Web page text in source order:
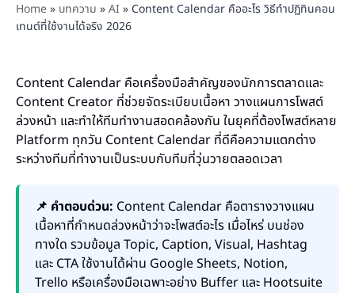
Home» บทความ »AI » Content Calendar คืออะไร วิธีทำปฏิทินคอน
เทนต์ที่ใช้งานได้จริง 2026
Content Calendar คือเครื่องมือสำคัญของนักการตลาดและ
Content Creator ที่ช่วยจัดระเบียบเนื้อหา วางแผนการโพสต์
ล่วงหน้า และทำให้ทีมทำงานสอดคล้องกัน ในยุคที่ต้องโพสต์หลาย
Platform ทุกวัน Content Calendar ที่ดีคือความแตกต่าง
ระหว่างทีมที่ทำงานเป็นระบบกับทีมที่วุ่นวายตลอดเวลา
📌 คำตอบด่วน: Content Calendar คือตารางวางแผน
เนื้อหาที่กำหนดล่วงหน้าว่าจะโพสต์อะไร เมื่อไหร่ บนช่อง
ทางใด รวมข้อมูล Topic, Caption, Visual, Hashtag
และ CTA ใช้งานได้ผ่าน Google Sheets, Notion,
Trello หรือเครื่องมือเฉพาะอย่าง Buffer และ Hootsuite